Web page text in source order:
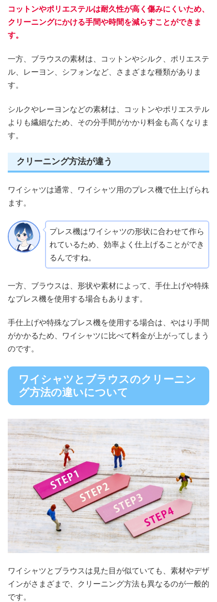
コットンやポリエステルは耐久性が高く傷みにくいため、
クリーニングにかける手間や時間を減らすことができま
す。
一方、ブラウスの素材は、コットンやシルク、ポリエステ
ル、レーヨン、シフォンなど、さまざまな種類がありま
す。
シルクやレーヨンなどの素材は、コットンやポリエステル
よりも繊細なため、その分手間がかかり料金も高くなりま
す。
クリーニング方法が違う
ワイシャツは通常、ワイシャツ用のプレス機で仕上げられ
ます。
プレス機はワイシャツの形状に合わせて作ら
れているため、効率よく仕上げることができ
るんですね。
一方、ブラウスは、形状や素材によって、手仕上げや特殊
なプレス機を使用する場合もあります。
手仕上げや特殊なプレス機を使用する場合は、やはり手間
がかかるため、ワイシャツに比べて料金が上がってしまう
のです。
ワイシャツとブラウスのクリーニン
グ方法の違いについて
ワイシャツとブラウスは見た目が似ていても、素材やデザ
インがさまざまで、クリーニング方法も異なるのが一般的
です。